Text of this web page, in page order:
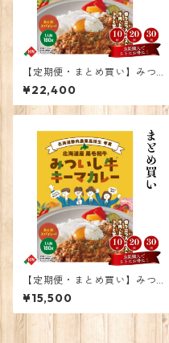
【定期便・まとめ買い】みつ
いし牛キーマカレー 30個
¥22,400
【定期便・まとめ買い】みつ
いし牛キーマカレー 20個
¥15,500